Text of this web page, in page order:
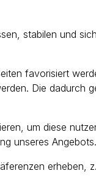
stabilen und
favorisiert
Die dadurch
um diese
unseres Angebots.
erheben,